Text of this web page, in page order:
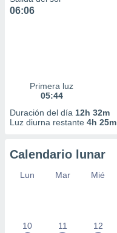
06:06
Primera luz
05:44
Duración del día 12h 32m
Luz diurna restante 4h 25m
Calendario lunar
Lun Mar Mié
10 11 12